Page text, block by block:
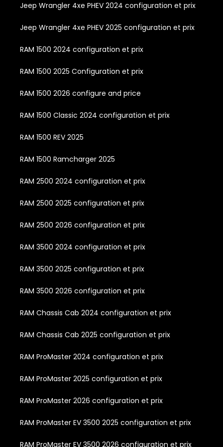
Jeep Wrangler 4xe PHEV 2024 configuration et prix
Jeep Wrangler 4xe PHEV 2025 configuration et prix
RAM 1500 2024 configuration et prix
RAM 1500 2025 Configuration et prix
RAM 1500 2026 configure and price
RAM 1500 Classic 2024 configuration et prix
RAM 1500 REV 2025
RAM 1500 Ramcharger 2025
RAM 2500 2024 configuration et prix
RAM 2500 2025 configuration et prix
RAM 2500 2026 configuration et prix
RAM 3500 2024 configuration et prix
RAM 3500 2025 configuration et prix
RAM 3500 2026 configuration et prix
RAM Chassis Cab 2024 configuration et prix
RAM Chassis Cab 2025 configuration et prix
RAM ProMaster 2024 configuration et prix
RAM ProMaster 2025 configuration et prix
RAM ProMaster 2026 configuration et prix
RAM ProMaster EV 3500 2025 configuration et prix
RAM ProMaster EV 3500 2026 configuration et prix